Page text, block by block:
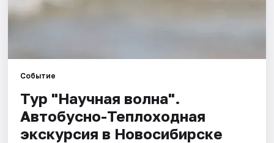
Событие
Тур "Научная волна".
Автобусно-Теплоходная
экскурсия в Новосибирске